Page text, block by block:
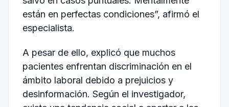
están en perfectas condiciones”, afirmó el
especialista.
A pesar de ello, explicó que muchos
pacientes enfrentan discriminación en el
ámbito laboral debido a prejuicios y
desinformación. Según el investigador,